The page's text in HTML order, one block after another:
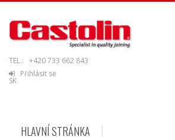
TEL.: +420 733 662 843
Přihlásit se
SK
HLAVNÍ STRÁNKA